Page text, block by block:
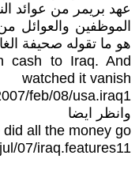
عهد بريمر من عوائد
الموظفين والعوائل
هو ما تقوله صحيفة
cash to Iraq. And
watched it vanish
feb/08/usa.iraq1
وانظر ايضا
all the money go?
07/iraq.features11